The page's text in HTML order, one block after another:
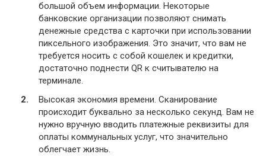
большой объем информации. Некоторые
банковские организации позволяют снимать
денежные средства с карточки при использовании
пиксельного изображения. Это значит, что вам не
требуется носить с собой кошелек и кредитки,
достаточно поднести QR к считывателю на
терминале.
Высокая экономия времени. Сканирование
происходит буквально за несколько секунд. Вам не
нужно вручную вводить платежные реквизиты для
оплаты коммунальных услуг, что значительно
облегчает жизнь.